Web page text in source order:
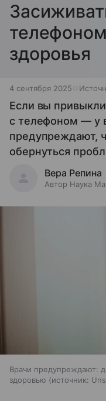
здоровья
4 сентября 2025
Если вы
с телефоном — у
предупреждают,
обернуться
Вера Репина
Автор Наука
Врачи предупреждают:
здоровью
источник: